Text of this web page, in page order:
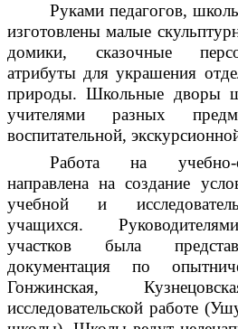
Руками педагогов,
изготовлены малые
домики, сказочные
атрибуты для украшения
природы. Школьные дворы
учителями разных
воспитательной,
Работа на учебно-
направлена на создание
учебной и
учащихся.
участков была
документация по
Гонжинская,
исследовательской работе